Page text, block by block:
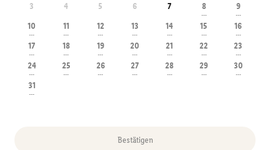
3
4 5 6 7 8
---
9
---
10
---
11
---
12
---
13
---
14
---
15
---
16
---
17
---
18
---
19
---
20
---
21
---
22
---
23
---
24
---
25
---
26
---
27
---
28
---
29
---
30
---
31
---
Bestätigen